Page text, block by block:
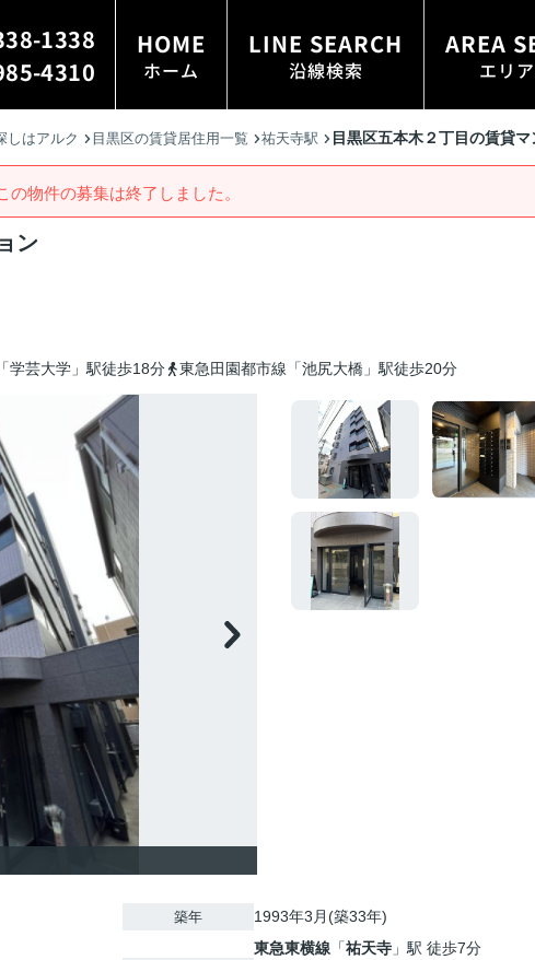
1338
4310
HOME
ホーム
LINE SEARCH
沿線検索
AREA
エリ
しはアルク 目黒区の賃貸居住用一覧 祐天寺駅 目黒区五本木２丁目の賃貸
の物件の募集は終了しました。
ン
学芸大学」駅徒歩18分 東急田園都市線「池尻大橋」駅徒歩20分
築年 1993年3月(築33年)
東急東横線 「祐天寺 」駅 徒歩7分